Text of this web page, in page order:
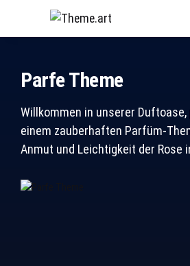
Parfe Theme
Willkommen in unserer
einem zauberhaften Parfüm-
Anmut und Leichtigkeit der Rose